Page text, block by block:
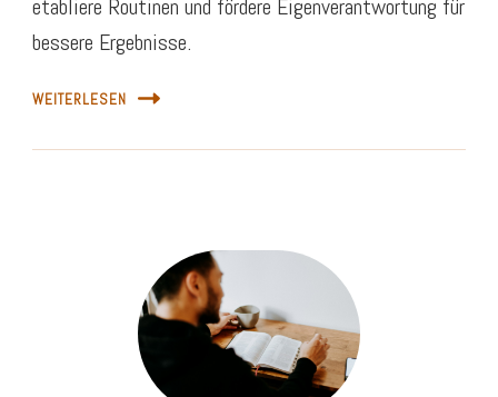
etabliere Routinen und fördere Eigenverantwortung für
bessere Ergebnisse.
WEITERLESEN